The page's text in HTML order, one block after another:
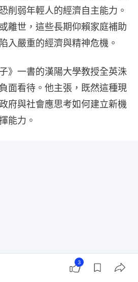
削弱年輕人的經濟自主能力。
離世，這些長期仰賴家庭補助
入嚴重的經濟與精神危機。
》一書的漢陽大學教授全英洙
面看待。他主張，既然這種現
府與社會應思考如何建立新機
能力。
3